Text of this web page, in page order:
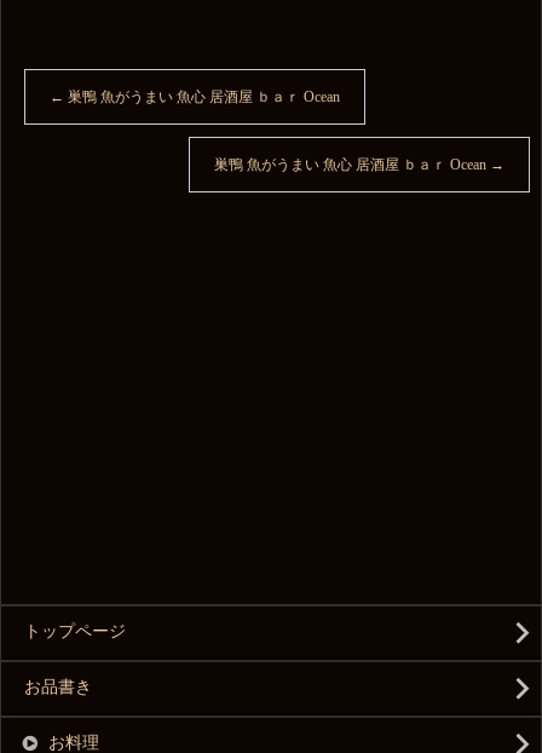
← 巣鴨 魚がうまい 魚心 居酒屋 ｂａｒ Ocean
巣鴨 魚がうまい 魚心 居酒屋 ｂａｒ Ocean →
トップページ
お品書き
お料理